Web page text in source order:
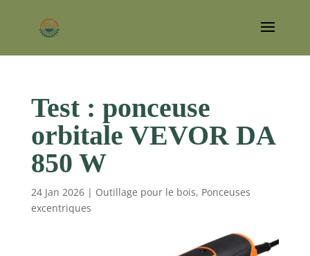
Test : ponceuse
orbitale VEVOR DA
850 W
24 Jan 2026| Outillage pour le bois, Ponceuses
excentriques